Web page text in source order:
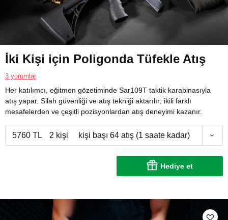
İki Kişi için Poligonda Tüfekle Atış
3 yorumlar
Her katılımcı, eğitmen gözetiminde Sar109T taktik karabinasıyla
atış yapar. Silah güvenliği ve atış tekniği aktarılır; ikili farklı
mesafelerden ve çeşitli pozisyonlardan atış deneyimi kazanır.
5760 TL 2 kişi kişi başı 64 atış (1 saate kadar)
Hediye et